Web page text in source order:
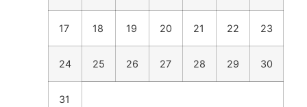
17 18 19 20 21 22 23
24 25 26 27 28 29 30
31